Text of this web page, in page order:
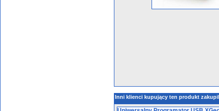
Inni klienci kupujący ten produkt